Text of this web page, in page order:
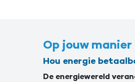
Op jouw manier
Hou energie
De energiewereld